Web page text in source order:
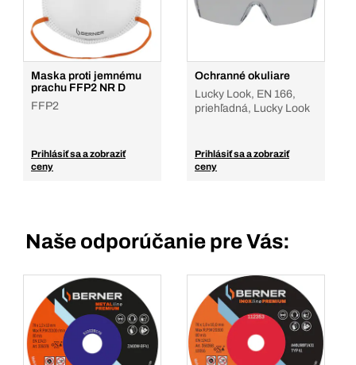
Maska proti jemnému
prachu FFP2 NR D
FFP2
Prihlásiť sa a zobraziť
ceny
Ochranné okuliare
Lucky Look, EN 166,
priehľadná, Lucky Look
Prihlásiť sa a zobraziť
ceny
Naše odporúčanie pre Vás: